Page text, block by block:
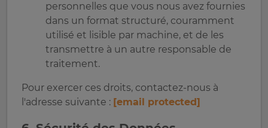
personnelles que vous nous avez fournies
dans un format structuré, couramment
utilisé et lisible par machine, et de les
transmettre à un autre responsable de
traitement.
Pour exercer ces droits, contactez-nous à
l'adresse suivante : [email protected]